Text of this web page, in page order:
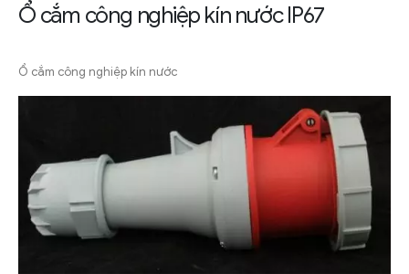
Ổ cắm công nghiệp kín nước IP67
Ổ cắm công nghiệp kín nước